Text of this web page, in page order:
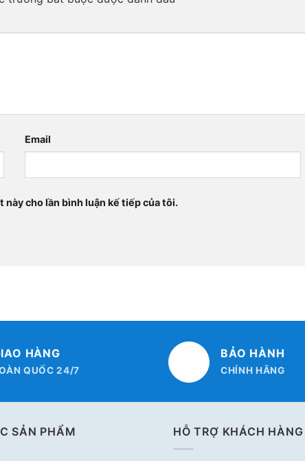
Email
cho lần bình luận kế tiếp của tôi.
HÀNG
QUỐC 24/7
BẢO HÀNH
CHÍNH HÃNG
SẢN PHẨM HỖ TRỢ KHÁCH HÀNG